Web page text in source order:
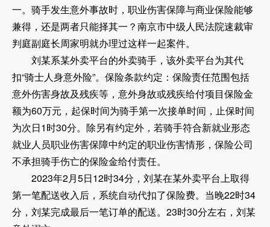
一。骑手发生意外事故时，职业伤害保障与商业保险能够
兼得，还是两者只能择其一？南京市中级人民法院速裁审
判庭副庭长周家明就办理过这样一起案件。
刘某系某外卖平台的外卖骑手，该外卖平台为其代
扣“骑士人身意外险”。保险条款约定：保险责任范围包括
意外伤害身故及残疾等，意外身故或残疾给付项目保险金
额为60万元，起保时间为骑手第一次接单时间，止保时间
为次日1时30分。除另有约定外，若骑手符合新就业形态
就业人员职业伤害保障中约定的职业伤害情形，保险公司
不承担骑手伤亡的保险金给付责任。
2023年2月5日12时34分，刘某在某外卖平台上取得
第一笔配送收入后，系统自动代扣了保险费。当晚22时34
分，刘某完成最后一笔订单的配送。23时30分左右，刘某